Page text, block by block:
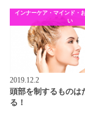
インナーケア・マインド・
い
2019.12.2
頭部を制するものは
る！